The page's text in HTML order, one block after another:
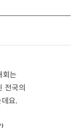
회는
전국의
요.